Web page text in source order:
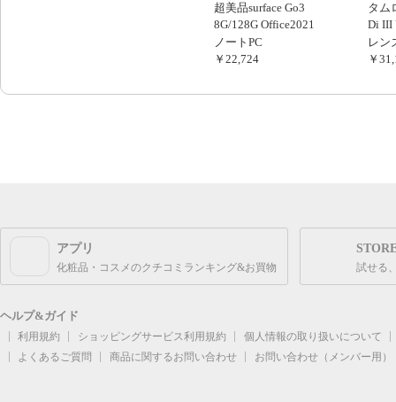
超美品surface Go3
8G/128G Office2021
ノートPC
￥22,724
タム
Di III
レン
￥
アプリ
化粧品・コスメのクチコミランキング&お買物 試せる
ヘルプ&ガイド
利用規約 ショッピングサービス利用規約
個人情報の取り扱いについて
よくあるご質問
商品に関するお問い合わせ お問い合わせ（メンバー用）